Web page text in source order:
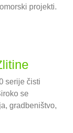
projekti.
serije čisti
se
gradbeništvo,